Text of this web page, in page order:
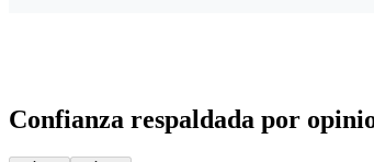
Confianza respaldada por